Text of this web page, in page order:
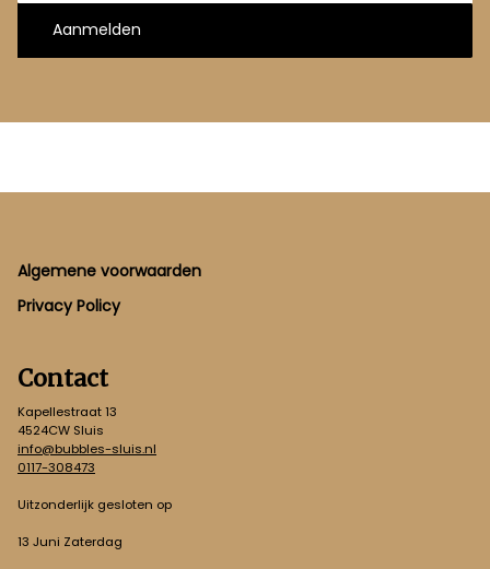
Aanmelden
Footer
Algemene voorwaarden
Privacy Policy
Contact
Kapellestraat 13
4524CW Sluis
info@bubbles-sluis.nl
0117-308473
Uitzonderlijk gesloten op
13 Juni Zaterdag